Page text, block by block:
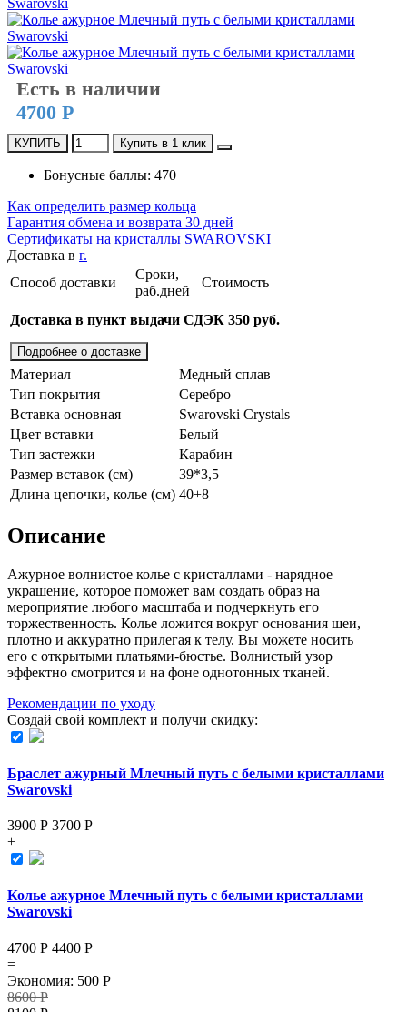
Есть в наличии
4700 Р
КУПИТЬ Купить в 1 клик
Бонусные баллы: 470
Как определить размер кольца
Гарантия обмена и возврата 30 дней
Сертификаты на кристаллы SWAROVSKI
Доставка в г.
Способ доставки
Сроки,
раб.дней
Стоимость
Доставка в пункт выдачи СДЭК 350 руб.
Подробнее о доставке
Материал
Медный сплав
Тип покрытия
Серебро
Вставка основная
Swarovski Crystals
Цвет вставки
Белый
Тип застежки
Карабин
Размер вставок (см)
39*3,5
Длина цепочки, колье (см) 40+8
Описание
Ажурное волнистое колье с кристаллами - нарядное
украшение, которое поможет вам создать образ на
мероприятие любого масштаба и подчеркнуть его
торжественность. Колье ложится вокруг основания шеи,
плотно и аккуратно прилегая к телу. Вы можете носить
его с открытыми платьями-бюстье. Волнистый узор
эффектно смотрится и на фоне однотонных тканей.
Рекомендации по уходу
Создай свой комплект и получи скидку:
Браслет ажурный Млечный путь с белыми кристаллами
Swarovski
3900 Р 3700 Р
+
Колье ажурное Млечный путь с белыми кристаллами
Swarovski
4700 Р 4400 Р
=
Экономия: 500 Р
8600Р